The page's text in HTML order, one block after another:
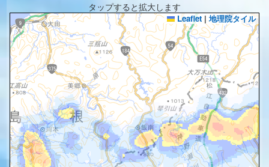
タップすると拡大します
Leaflet | 地理院タイル